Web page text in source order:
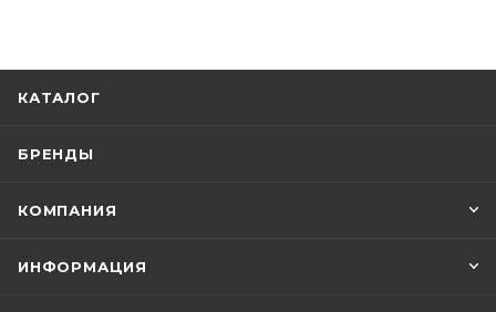
КАТАЛОГ
БРЕНДЫ
КОМПАНИЯ
ИНФОРМАЦИЯ